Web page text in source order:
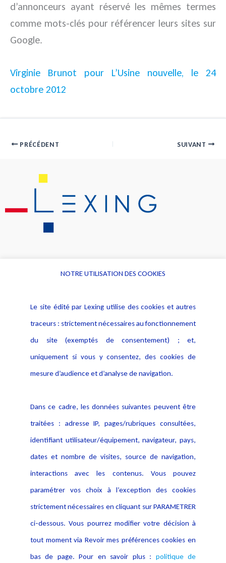
d’annonceurs ayant réservé les mêmes termes
comme mots-clés pour référencer leurs sites sur
Google.
Virginie Brunot pour L’Usine nouvelle, le 24
octobre 2012
PRÉCÉDENT SUIVANT
Alerte professionnelle
Déclaration d'accessibilité
Notice Légale
Politique de protection des
données
Publications
NOTRE UTILISATION DES COOKIES
Le site édité par Lexing utilise des cookies et autres
traceurs : strictement nécessaires au fonctionnement
du site (exemptés de consentement) ; et,
uniquement si vous y consentez, des cookies de
mesure d’audience et d’analyse de navigation.
Dans ce cadre, les données suivantes peuvent être
traitées : adresse IP, pages/rubriques consultées,
identifiant utilisateur/équipement, navigateur, pays,
dates et nombre de visites, source de navigation,
interactions avec les contenus. Vous pouvez
paramétrer vos choix à l’exception des cookies
strictement nécessaires en cliquant sur PARAMETRER
ci-dessous. Vous pourrez modifier votre décision à
tout moment via Revoir mes préférences cookies en
bas de page. Pour en savoir plus : politique de